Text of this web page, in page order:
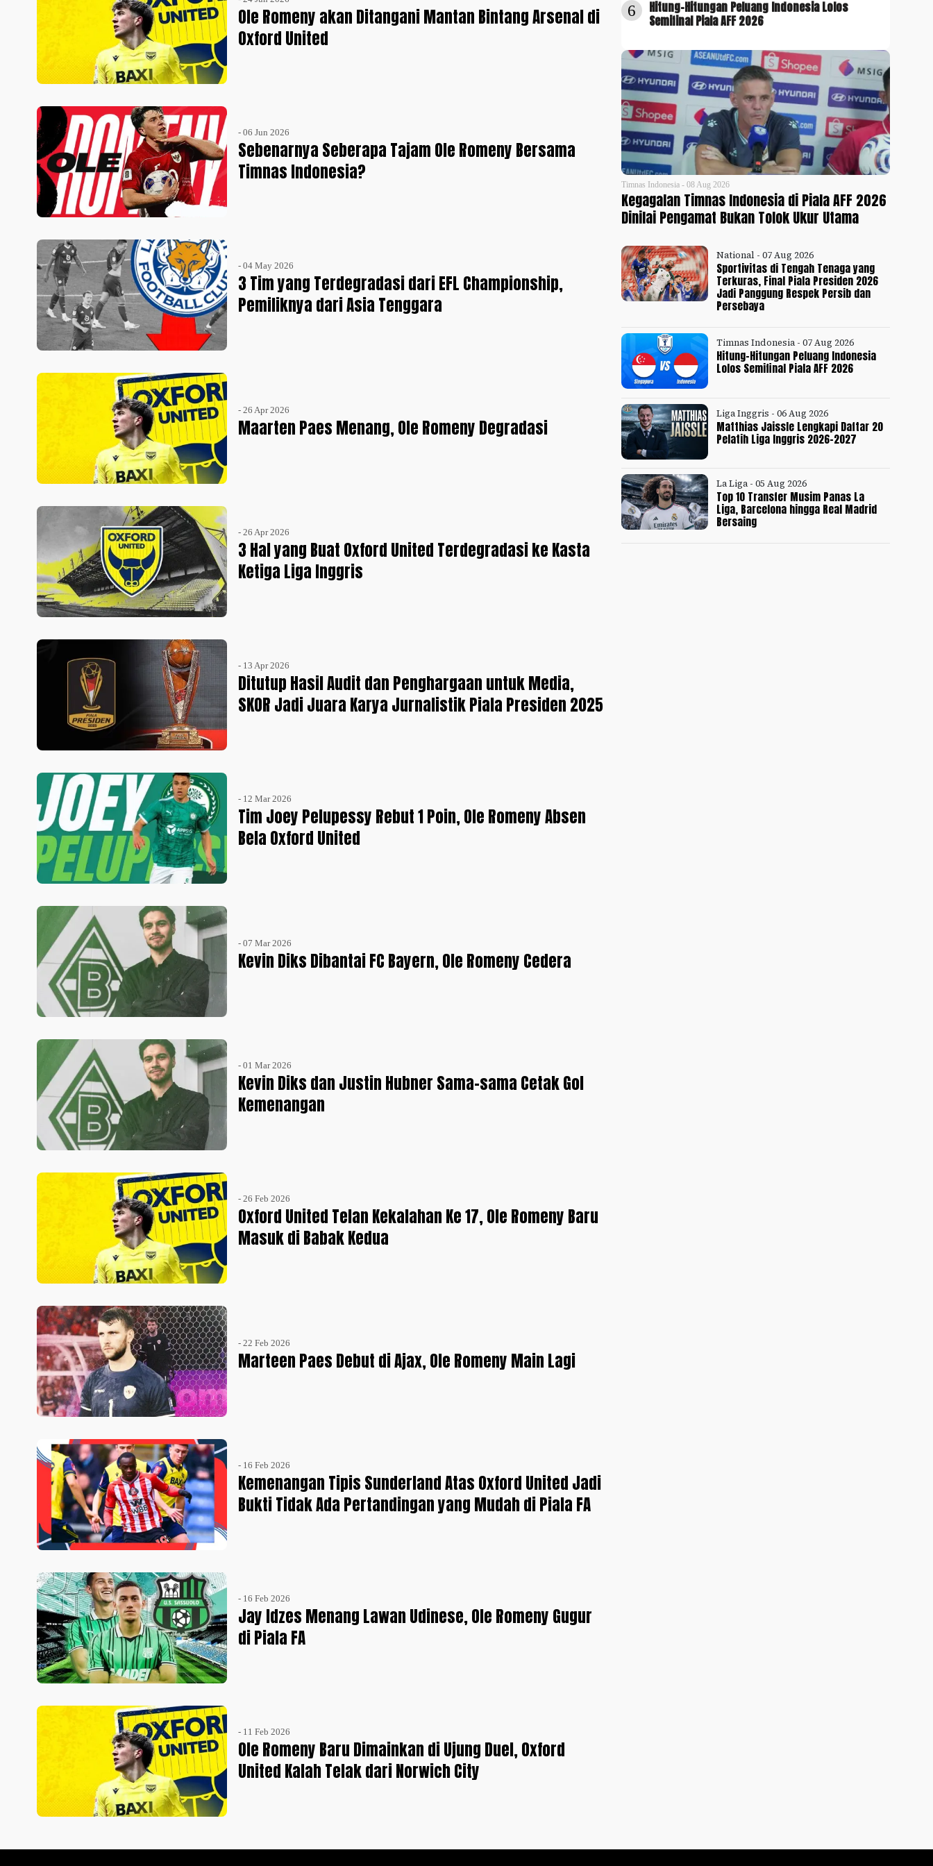
Ole Romeny akan Ditangani Mantan Bintang Arsenal di
Oxford United
- 06 Jun 2026
Sebenarnya Seberapa Tajam Ole Romeny Bersama
Timnas Indonesia?
- 04 May 2026
3 Tim yang Terdegradasi dari EFL Championship,
Pemiliknya dari Asia Tenggara
- 26 Apr 2026
Maarten Paes Menang, Ole Romeny Degradasi
- 26 Apr 2026
3 Hal yang Buat Oxford United Terdegradasi ke Kasta
Ketiga Liga Inggris
- 13 Apr 2026
Ditutup Hasil Audit dan Penghargaan untuk Media,
SKOR Jadi Juara Karya Jurnalistik Piala Presiden 2025
- 12 Mar 2026
Tim Joey Pelupessy Rebut 1 Poin, Ole Romeny Absen
Bela Oxford United
- 07 Mar 2026
Kevin Diks Dibantai FC Bayern, Ole Romeny Cedera
- 01 Mar 2026
Kevin Diks dan Justin Hubner Sama-sama Cetak Gol
Kemenangan
- 26 Feb 2026
Oxford United Telan Kekalahan Ke 17, Ole Romeny Baru
Masuk di Babak Kedua
- 22 Feb 2026
Marteen Paes Debut di Ajax, Ole Romeny Main Lagi
- 16 Feb 2026
Kemenangan Tipis Sunderland Atas Oxford United Jadi
Bukti Tidak Ada Pertandingan yang Mudah di Piala FA
- 16 Feb 2026
Jay Idzes Menang Lawan Udinese, Ole Romeny Gugur
di Piala FA
- 11 Feb 2026
Ole Romeny Baru Dimainkan di Ujung Duel, Oxford
United Kalah Telak dari Norwich City
6
Hitung-Hitungan Peluang Indonesia Lolos
Semifinal Piala AFF 2026
Timnas Indonesia - 08 Aug 2026
Kegagalan Timnas Indonesia di Piala AFF 2026
Dinilai Pengamat Bukan Tolok Ukur Utama
National - 07 Aug 2026
Sportivitas di Tengah Tenaga yang
Terkuras, Final Piala Presiden 2026
Jadi Panggung Respek Persib dan
Persebaya
Timnas Indonesia - 07 Aug 2026
Hitung-Hitungan Peluang Indonesia
Lolos Semifinal Piala AFF 2026
Liga Inggris - 06 Aug 2026
Matthias Jaissle Lengkapi Daftar 20
Pelatih Liga Inggris 2026-2027
La Liga - 05 Aug 2026
Top 10 Transfer Musim Panas La
Liga, Barcelona hingga Real Madrid
Bersaing